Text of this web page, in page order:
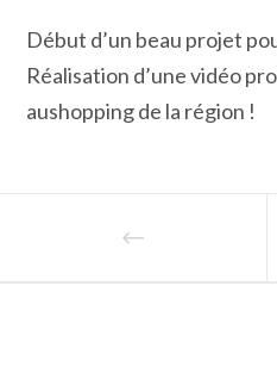
Début d’un beau projet
Réalisation d’une vidéo
aushopping de la région !